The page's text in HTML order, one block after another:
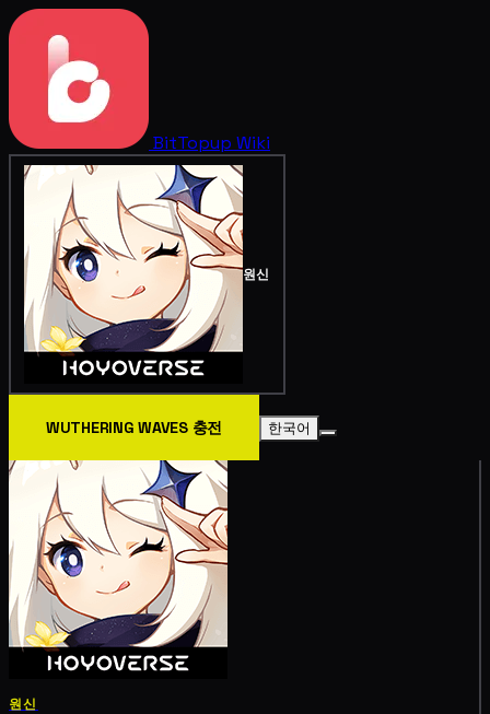
BitTopup Wiki
원신
WUTHERING WAVES 충전 한국어
원신